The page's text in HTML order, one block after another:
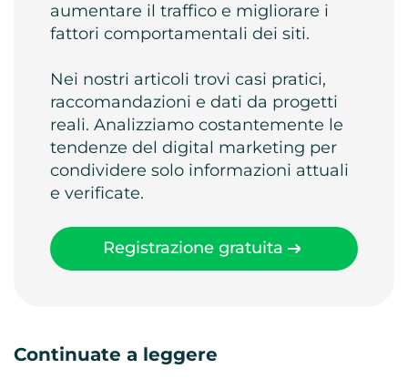
aumentare il traffico e migliorare i
fattori comportamentali dei siti.
Nei nostri articoli trovi casi pratici,
raccomandazioni e dati da progetti
reali. Analizziamo costantemente le
tendenze del digital marketing per
condividere solo informazioni attuali
e verificate.
Registrazione gratuita
Continuate a leggere